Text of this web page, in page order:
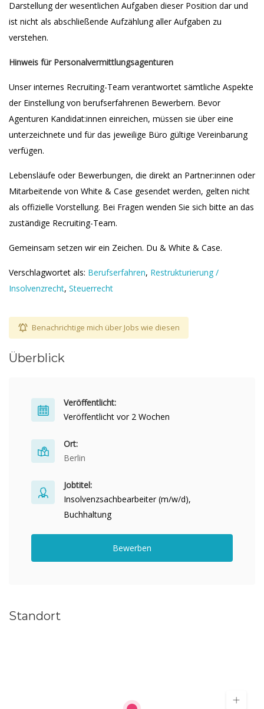
Darstellung der wesentlichen Aufgaben dieser Position dar und
ist nicht als abschließende Aufzählung aller Aufgaben zu
verstehen.
Hinweis für Personalvermittlungsagenturen
Unser internes Recruiting-Team verantwortet sämtliche Aspekte
der Einstellung von berufserfahrenen Bewerbern. Bevor
Agenturen Kandidat:innen einreichen, müssen sie über eine
unterzeichnete und für das jeweilige Büro gültige Vereinbarung
verfügen.
Lebensläufe oder Bewerbungen, die direkt an Partner:innen oder
Mitarbeitende von White & Case gesendet werden, gelten nicht
als offizielle Vorstellung. Bei Fragen wenden Sie sich bitte an das
zuständige Recruiting-Team.
Gemeinsam setzen wir ein Zeichen. Du & White & Case.
Verschlagwortet als: Berufserfahren, Restrukturierung /
Insolvenzrecht, Steuerrecht
Benachrichtige mich über Jobs wie diesen
Überblick
Veröffentlicht:
Veröffentlicht vor 2 Wochen
Ort:
Berlin
Jobtitel:
Insolvenzsachbearbeiter (m/w/d),
Buchhaltung
Bewerben
Standort